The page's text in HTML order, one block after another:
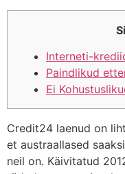
Interneti-
Paindlikud
Ei
Credit24 laenud on
et austraallased
neil on. Käivitatud